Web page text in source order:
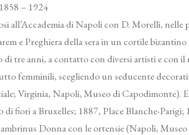
– 1924
all’Accademia di Napoli con D. Morelli, nelle
e Preghiera della sera in un cortile
di tre anni, a contatto con diversi artisti e con
femminili, scegliendo un seducente
Virginia, Napoli, Museo di Capodimonte).
di fiori a Bruxelles; 1887, Place Blanche-
Donna con le ortensie (Napoli,